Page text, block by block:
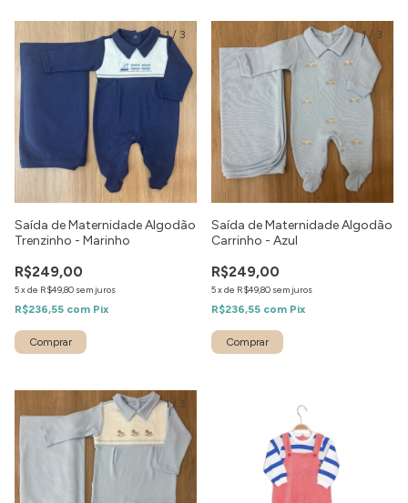
1/ 3
Saída de Maternidade Algodão
Trenzinho - Marinho
R$249,00
5xde R$49,80 sem juros
R$236,55 com Pix
Comprar
1/ 3
Saída de Maternidade Algodão
Carrinho - Azul
R$249,00
5xde R$49,80 sem juros
R$236,55 com Pix
Comprar
1/ 3